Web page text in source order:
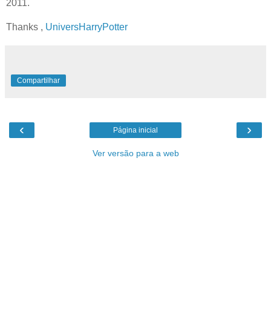
2011.
Thanks , UniversHarryPotter
Compartilhar
‹ ›
Página inicial
Ver versão para a web